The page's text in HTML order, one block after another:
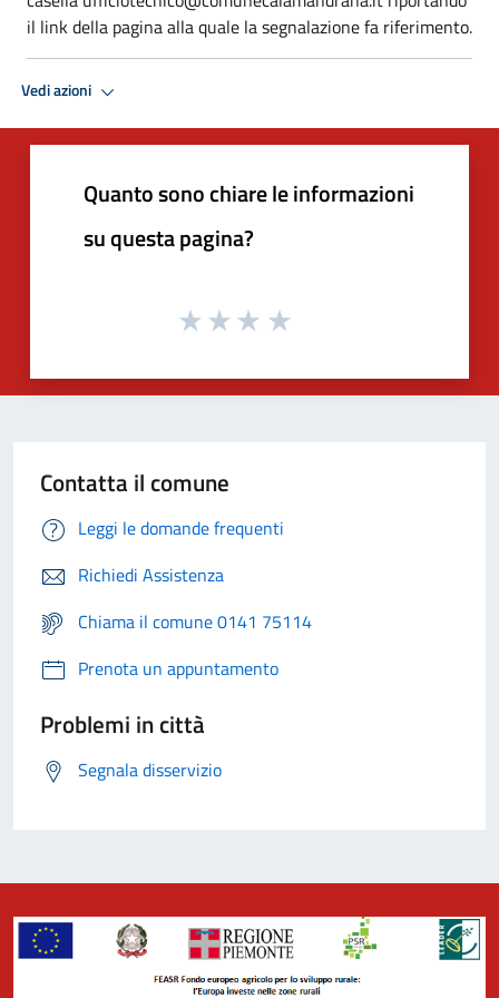
il link della pagina alla quale la segnalazione fa riferimento.
Vedi azioni
Quanto sono chiare le informazioni
su questa pagina?
Contatta il comune
Leggi le domande frequenti
Richiedi Assistenza
Chiama il comune 0141 75114
Prenota un appuntamento
Problemi in città
Segnala disservizio